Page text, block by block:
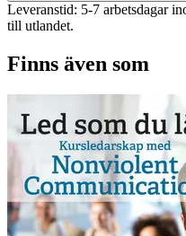
Leveranstid: 5-7 arbetsdagar
till utlandet.
Finns även som